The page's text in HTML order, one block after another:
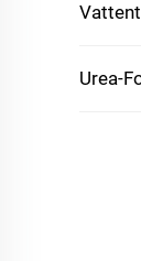
Urea-